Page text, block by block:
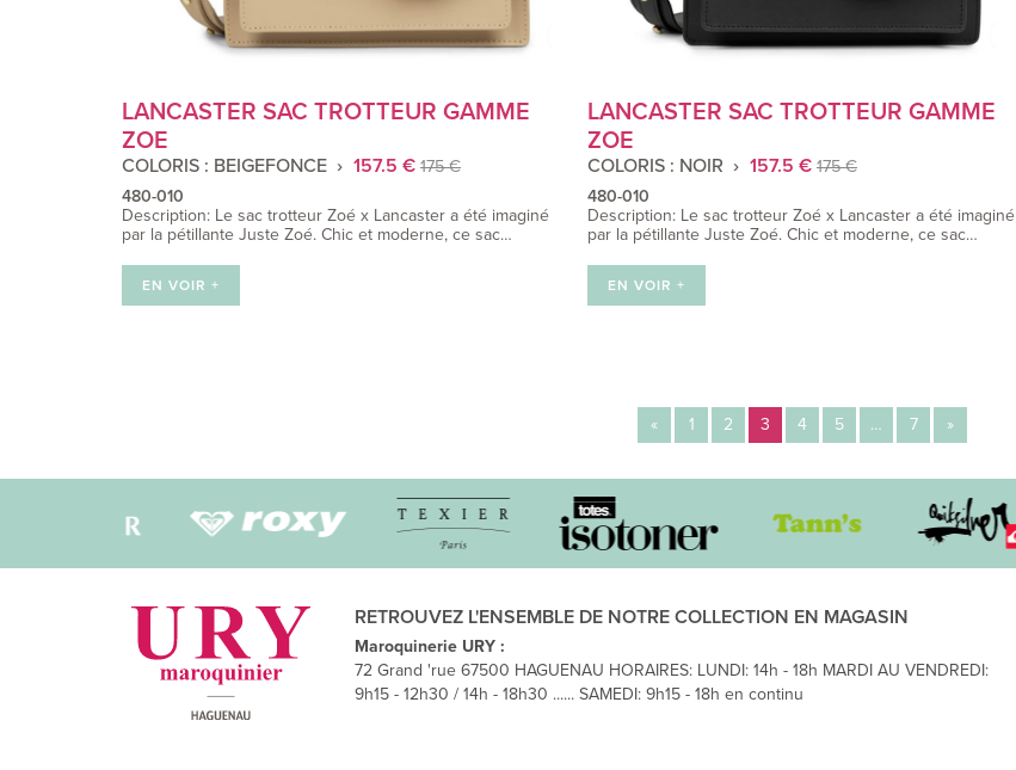
LANCASTER SAC TROTTEUR GAMME
ZOE
COLORIS : BEIGEFONCE 157.5 € 175 €
480-010
Description: Le sac trotteur Zoé x Lancaster a été imaginé
par la pétillante Juste Zoé. Chic et moderne, ce sac…
EN VOIR +
LANCASTER SAC TROTTEUR GAMME
ZOE
COLORIS : NOIR 157.5 € 175 €
480-010
Description: Le sac trotteur Zoé x Lancaster a été imaginé
par la pétillante Juste Zoé. Chic et moderne, ce sac…
EN VOIR +
« 1 2 3 4 5 … 7 »
RETROUVEZ L'ENSEMBLE DE NOTRE COLLECTION EN MAGASIN
Maroquinerie URY :
72 Grand 'rue 67500 HAGUENAU HORAIRES: LUNDI: 14h - 18h MARDI AU VENDREDI:
9h15 - 12h30 / 14h - 18h30 ...... SAMEDI: 9h15 - 18h en continu